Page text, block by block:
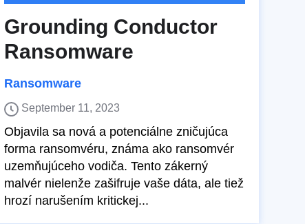
Grounding Conductor
Ransomware
Ransomware
September 11, 2023
Objavila sa nová a potenciálne zničujúca
forma ransomvéru, známa ako ransomvér
uzemňujúceho vodiča. Tento zákerný
malvér nielenže zašifruje vaše dáta, ale tiež
hrozí narušením kritickej...